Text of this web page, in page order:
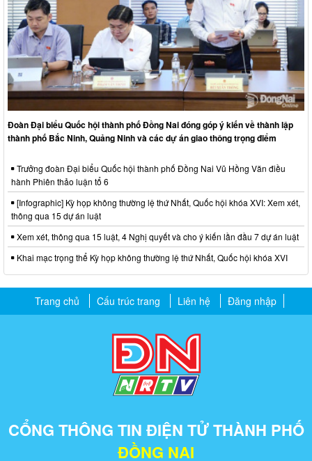
Đoàn Đại biểu Quốc hội thành phố Đồng Nai đóng góp ý kiến về thành lập
thành phố Bắc Ninh, Quảng Ninh và các dự án giao thông trọng điểm
Trưởng đoàn Đại biểu Quốc hội thành phố Đồng Nai Vũ Hồng Văn điều
hành Phiên thảo luận tổ 6
[Infographic] Kỳ họp không thường lệ thứ Nhất, Quốc hội khóa XVI: Xem xét,
thông qua 15 dự án luật
Xem xét, thông qua 15 luật, 4 Nghị quyết và cho ý kiến lần đầu 7 dự án luật
Khai mạc trọng thể Kỳ họp không thường lệ thứ Nhất, Quốc hội khóa XVI
Trang chủ Cấu trúc trang Liên hệ Đăng nhập
CỔNG THÔNG TIN ĐIỆN TỬ THÀNH PHỐ
ĐỒNG NAI